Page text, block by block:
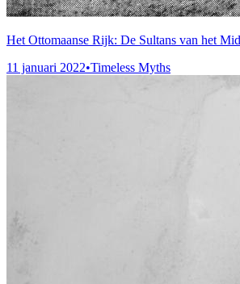
Het Ottomaanse Rijk: De Sultans van het
11 januari 2022•Timeless Myths